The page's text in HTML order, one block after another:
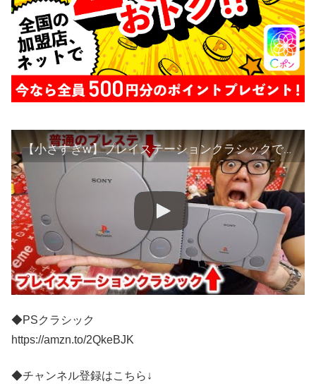
【小さすぎw】プレイステーションクラシックでバイオハザードとFF7やったら泣けた。。。
◆PSクラシック
https://amzn.to/2QkeBJK
◆チャンネル登録はこちら↓